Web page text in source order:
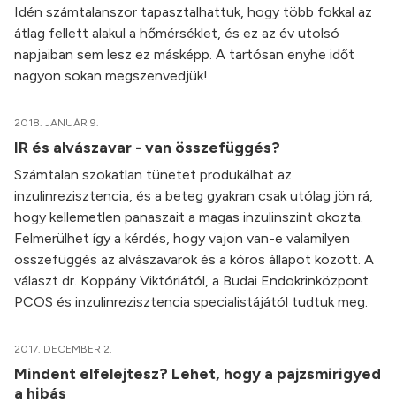
Idén számtalanszor tapasztalhattuk, hogy több fokkal az
átlag fellett alakul a hőmérséklet, és ez az év utolsó
napjaiban sem lesz ez másképp. A tartósan enyhe időt
nagyon sokan megszenvedjük!
2018. JANUÁR 9.
IR és alvászavar - van összefüggés?
Számtalan szokatlan tünetet produkálhat az
inzulinrezisztencia, és a beteg gyakran csak utólag jön rá,
hogy kellemetlen panaszait a magas inzulinszint okozta.
Felmerülhet így a kérdés, hogy vajon van-e valamilyen
összefüggés az alvászavarok és a kóros állapot között. A
választ dr. Koppány Viktóriától, a Budai Endokrinközpont
PCOS és inzulinrezisztencia specialistájától tudtuk meg.
2017. DECEMBER 2.
Mindent elfelejtesz? Lehet, hogy a pajzsmirigyed
a hibás